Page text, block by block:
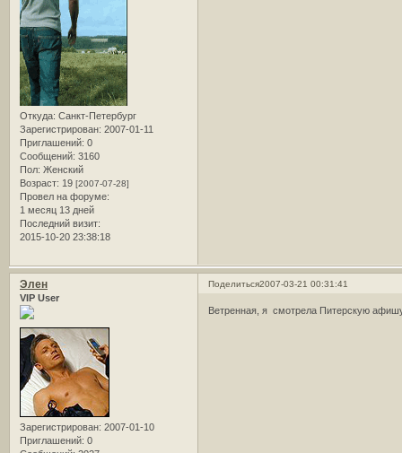
Откуда: Санкт-Петербург
Зарегистрирован: 2007-01-11
Приглашений: 0
Сообщений: 3160
Пол: Женский
Возраст: 19 [2007-07-28]
Провел на форуме:
1 месяц 13 дней
Последний визит:
2015-10-20 23:38:18
Поделиться2007-03-21 00:31:41
Элен
VIP User
Зарегистрирован: 2007-01-10
Приглашений: 0
Ветренная, я смотрела Питерскую